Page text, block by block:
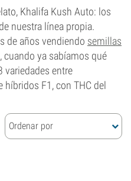
Khalifa Kush Auto: los
nuestra línea propia.
de años vendiendo semillas
cuando ya sabíamos qué
variedades entre
F1, con THC del
Ordenar por